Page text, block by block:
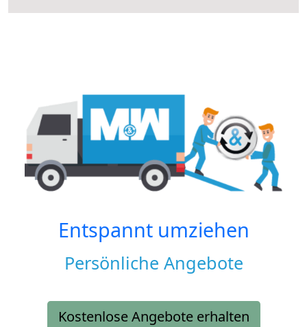
Entspannt umziehen
Persönliche Angebote
Kostenlose Angebote erhalten